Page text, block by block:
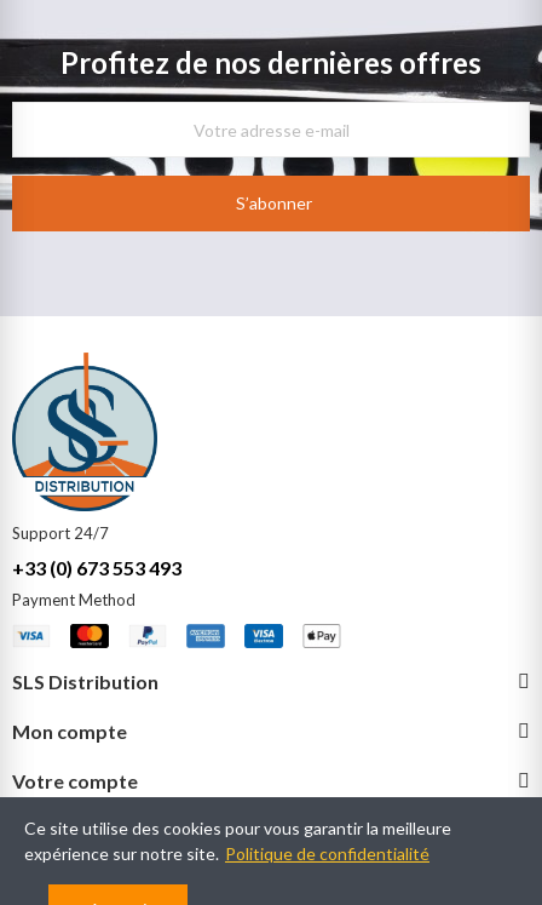
Profitez de nos dernières offres
S’abonner
Support 24/7
+33 (0) 673 553 493
Payment Method​
SLS Distribution
Mon compte
Votre compte
Ce site utilise des cookies pour vous garantir la meilleure
expérience sur notre site. Politique de confidentialité